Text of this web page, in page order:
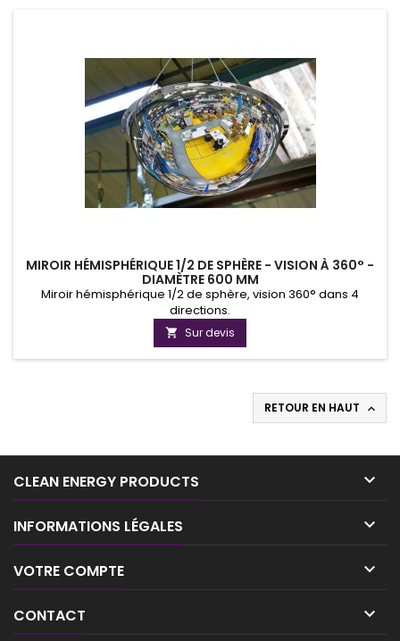
MIROIR HÉMISPHÉRIQUE 1/2 DE SPHÈRE - VISION À 360° -
DIAMÈTRE 600 MM
Miroir hémisphérique 1/2 de sphère, vision 360° dans 4
directions.
 Sur devis
RETOUR EN HAUT 
CLEAN ENERGY PRODUCTS 
INFORMATIONS LÉGALES 
VOTRE COMPTE 
CONTACT 